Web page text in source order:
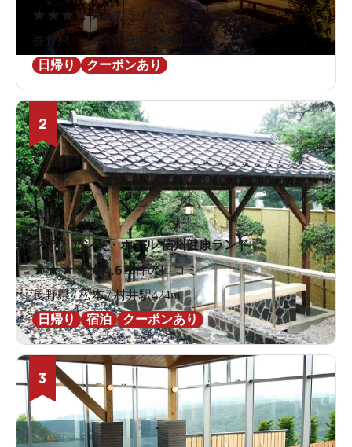
★ ★ ★★★4.7252件の口コミ
長野県 / 松本 / 平田駅1.9km
日帰り
クーポンあり
2
クア・アンド・ホテル 信州健康ランド
★★★★★4.616件の口コミ
長野県 / 松本 / 村井駅424m
日帰り
宿泊 クーポンあり
3